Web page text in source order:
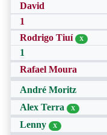
David
1
Rodrigo Tiuí
X
1
Rafael Moura
André Moritz
Alex Terra
X
Lenny X